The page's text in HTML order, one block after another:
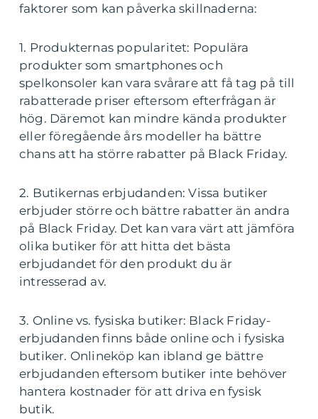
faktorer som kan påverka skillnaderna:
1. Produkternas popularitet: Populära
produkter som smartphones och
spelkonsoler kan vara svårare att få tag på till
rabatterade priser eftersom efterfrågan är
hög. Däremot kan mindre kända produkter
eller föregående års modeller ha bättre
chans att ha större rabatter på Black Friday.
2. Butikernas erbjudanden: Vissa butiker
erbjuder större och bättre rabatter än andra
på Black Friday. Det kan vara värt att jämföra
olika butiker för att hitta det bästa
erbjudandet för den produkt du är
intresserad av.
3. Online vs. fysiska butiker: Black Friday-
erbjudanden finns både online och i fysiska
butiker. Onlineköp kan ibland ge bättre
erbjudanden eftersom butiker inte behöver
hantera kostnader för att driva en fysisk
butik.